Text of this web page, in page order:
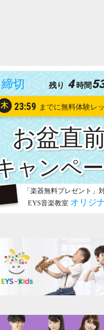
お盆直
木 23:59
残り 4 時間